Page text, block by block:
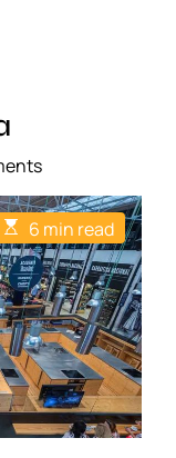
E
s
t
i
m
a
t
e
d
r
e
a
d
6 min read